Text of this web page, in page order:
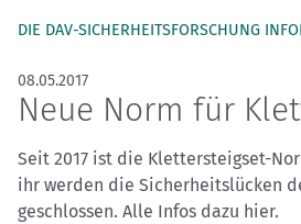
DIE DAV-SICHERHEITSFORSCHUNG
08.05.2017
Neue Norm für
Seit 2017 ist die Klettersteigset-
ihr werden die Sicherheitslücken
geschlossen. Alle Infos dazu hier.